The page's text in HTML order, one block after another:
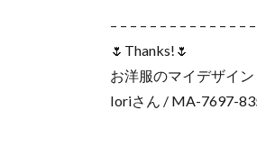
– – – – – – – – – – – – – –
🌷Thanks!🌷
お洋服のマイデザイン
Ioriさん / MA-7697-